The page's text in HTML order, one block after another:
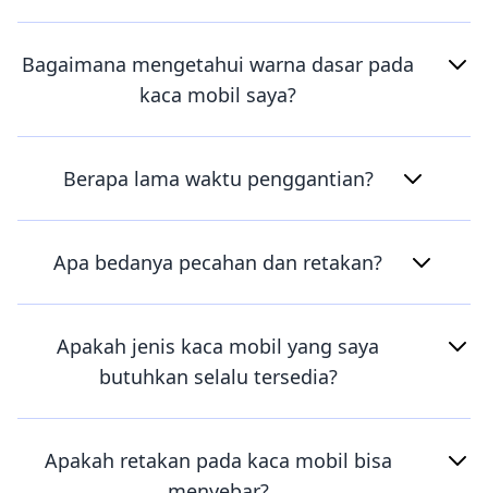
Bagaimana mengetahui warna dasar pada
kaca mobil saya?
Berapa lama waktu penggantian?
Apa bedanya pecahan dan retakan?
Apakah jenis kaca mobil yang saya
butuhkan selalu tersedia?
Apakah retakan pada kaca mobil bisa